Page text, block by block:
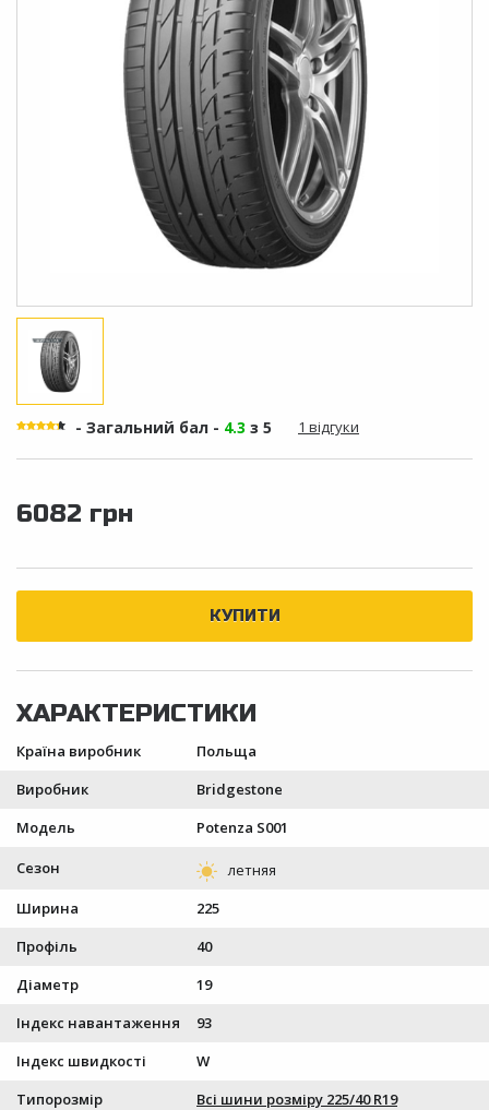
- Загальний бал - 4.3 з 5 1 відгуки
6082 грн
Країна виробник
Польща
Виробник
Bridgestone
Модель
Potenza S001
Сезон
Ширина
225
Профіль
40
Діаметр
19
Індекс навантаження
93
Індекс швидкості
W
Типорозмір
Всі шини розміру 225/40 R19